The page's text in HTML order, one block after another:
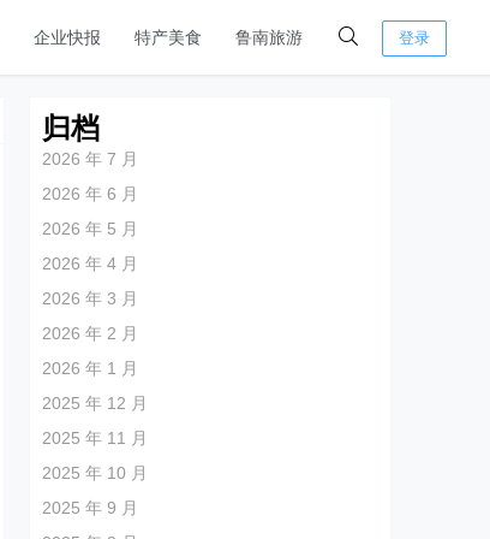
企业快报 特产美食 鲁南旅游 登录
归档
2026 年 7 月
2026 年 6 月
2026 年 5 月
2026 年 4 月
2026 年 3 月
2026 年 2 月
2026 年 1 月
2025 年 12 月
2025 年 11 月
2025 年 10 月
2025 年 9 月